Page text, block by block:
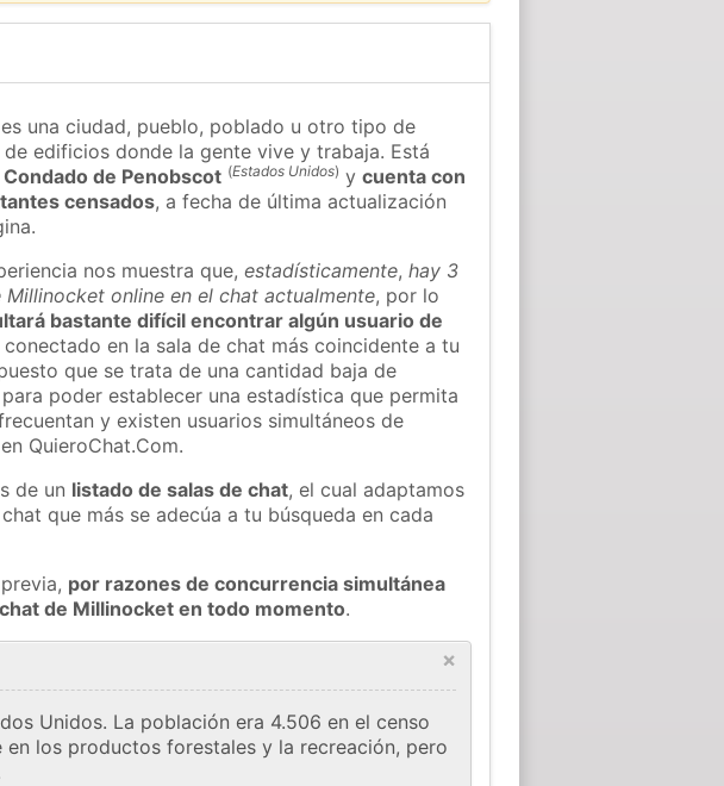
una ciudad, pueblo, poblado u otro tipo de
edificios donde la gente vive y trabaja. Está
de Penobscot (Estados Unidos) ycuenta con
censados, a fecha de última actualización
nos muestra que,estadísticamente,hay 3
Millinocket online en el chat actualmente, por lo
bastante difícil encontrar algún usuario de
conectado en la sala de chat más coincidente a tu
que se trata de una cantidad baja de
poder establecer una estadística que permita
y existen usuarios simultáneos de
QuieroChat.Com.
de un listado de salas de chat, el cual adaptamos
que más se adecúa a tu búsqueda en cada
por razones de concurrencia simultánea
de Millinocket en todo momento.
×
Unidos. La población era 4.506 en el censo
los productos forestales y la recreación, pero